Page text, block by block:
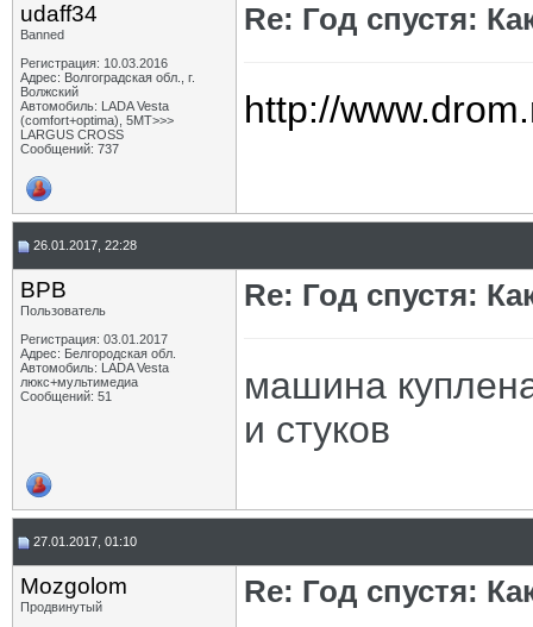
udaff34
Banned
Регистрация: 10.03.2016
Адрес: Волгоградская обл., г.
Волжский
Автомобиль: LADA Vesta
(comfort+optima), 5МТ>>>
LARGUS CROSS
Сообщений: 737
Re: Год спустя:
http://
26.01.2017, 22:28
BPB
Пользователь
Регистрация: 03.01.2017
Адрес: Белгородская обл.
Автомобиль: LADA Vesta
люкс+мультимедиа
Сообщений: 51
Re: Год спустя:
машина
и стуков
27.01.2017, 01:10
Mozgolom
Продвинутый
Re: Год спустя: